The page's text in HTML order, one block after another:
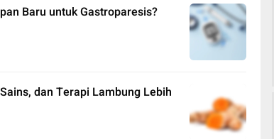
Baru untuk Gastroparesis?
dan Terapi Lambung Lebih